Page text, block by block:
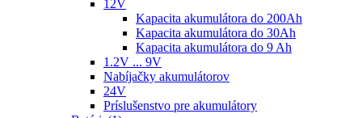
12V
Kapacita akumulátora do 200Ah
Kapacita akumulátora do 30Ah
Kapacita akumulátora do 9 Ah
1.2V ... 9V
Nabíjačky akumulátorov
24V
Príslušenstvo pre akumulátory